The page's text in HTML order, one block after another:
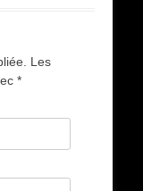
Les
*